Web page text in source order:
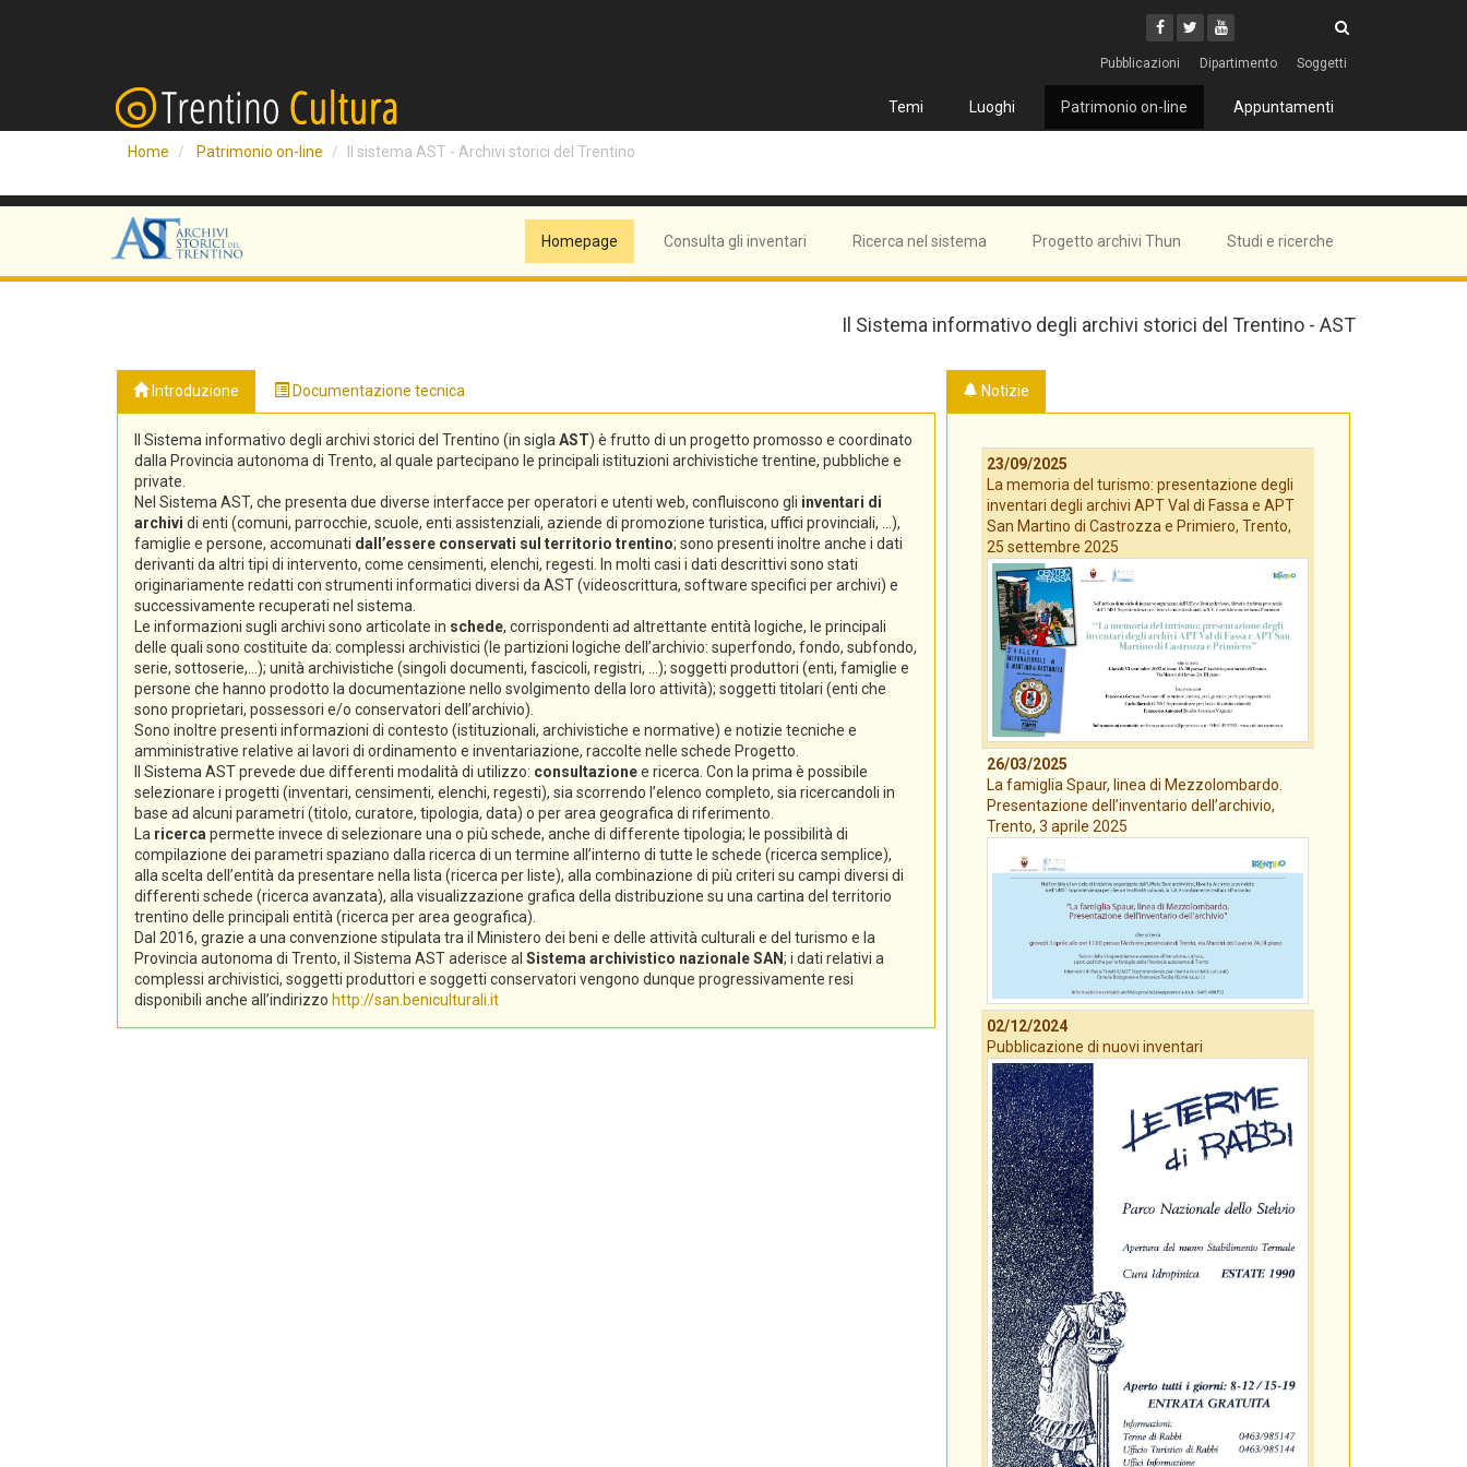
Facebook
Twitter
Youtube
Pubblicazioni Dipartimento Soggetti
Temi Luoghi Patrimonio on-line Appuntamenti
Home Patrimonio on-line Il sistema AST - Archivi storici del Trentino
Homepage Consulta gli inventari Ricerca nel sistema Progetto archivi Thun Studi e ricerche
Il Sistema informativo degli archivi storici del Trentino - AST
Introduzione Documentazione tecnica
Il Sistema informativo degli archivi storici del Trentino (in sigla AST) è frutto di un progetto promosso e coordinato
dalla Provincia autonoma di Trento, al quale partecipano le principali istituzioni archivistiche trentine, pubbliche e
private.
Nel Sistema AST, che presenta due diverse interfacce per operatori e utenti web, confluiscono gli inventari di
archivi di enti (comuni, parrocchie, scuole, enti assistenziali, aziende di promozione turistica, uffici provinciali, ...),
famiglie e persone, accomunati dall’essere conservati sul territorio trentino; sono presenti inoltre anche i dati
derivanti da altri tipi di intervento, come censimenti, elenchi, regesti. In molti casi i dati descrittivi sono stati
originariamente redatti con strumenti informatici diversi da AST (videoscrittura, software specifici per archivi) e
successivamente recuperati nel sistema.
Le informazioni sugli archivi sono articolate in schede, corrispondenti ad altrettante entità logiche, le principali
delle quali sono costituite da: complessi archivistici (le partizioni logiche dell’archivio: superfondo, fondo, subfondo,
serie, sottoserie,...); unità archivistiche (singoli documenti, fascicoli, registri, ...); soggetti produttori (enti, famiglie e
persone che hanno prodotto la documentazione nello svolgimento della loro attività); soggetti titolari (enti che
sono proprietari, possessori e/o conservatori dell’archivio).
Sono inoltre presenti informazioni di contesto (istituzionali, archivistiche e normative) e notizie tecniche e
amministrative relative ai lavori di ordinamento e inventariazione, raccolte nelle schede Progetto.
Il Sistema AST prevede due differenti modalità di utilizzo: consultazionee ricerca. Con la prima è possibile
selezionare i progetti (inventari, censimenti, elenchi, regesti), sia scorrendo l’elenco completo, sia ricercandoli in
base ad alcuni parametri (titolo, curatore, tipologia, data) o per area geografica di riferimento.
La ricerca permette invece di selezionare una o più schede, anche di differente tipologia; le possibilità di
compilazione dei parametri spaziano dalla ricerca di un termine all’interno di tutte le schede (ricerca semplice),
alla scelta dell’entità da presentare nella lista (ricerca per liste), alla combinazione di più criteri su campi diversi di
differenti schede (ricerca avanzata), alla visualizzazione grafica della distribuzione su una cartina del territorio
trentino delle principali entità (ricerca per area geografica).
Dal 2016, grazie a una convenzione stipulata tra il Ministero dei beni e delle attività culturali e del turismo e la
Provincia autonoma di Trento, il Sistema AST aderisce al Sistema archivistico nazionale SAN; i dati relativi a
complessi archivistici, soggetti produttori e soggetti conservatori vengono dunque progressivamente resi
disponibili anche all’indirizzo http://san.beniculturali.it
Notizie
23/09/2025
La memoria del turismo: presentazione degli
inventari degli archivi APT Val di Fassa e APT
San Martino di Castrozza e Primiero, Trento,
25 settembre 2025
26/03/2025
La famiglia Spaur, linea di Mezzolombardo.
Presentazione dell’inventario dell’archivio,
Trento, 3 aprile 2025
02/12/2024
Pubblicazione di nuovi inventari